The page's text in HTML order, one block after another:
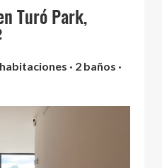
Turó Park,
· 2 baños ·